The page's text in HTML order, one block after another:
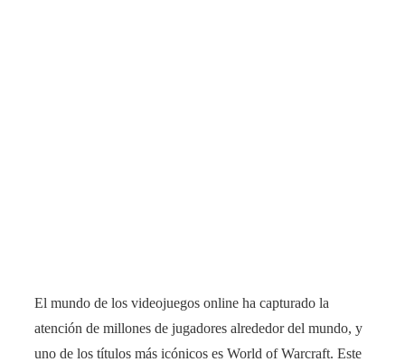
El mundo de los videojuegos online ha capturado la
atención de millones de jugadores alrededor del mundo, y
uno de los títulos más icónicos es World of Warcraft. Este